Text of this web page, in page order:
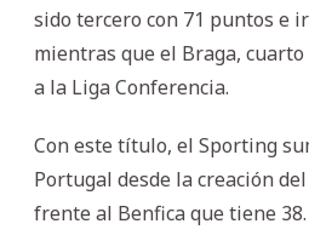
sido tercero con 71 puntos e
mientras que el Braga, cuarto
a la Liga Conferencia.
Con este título, el Sporting
Portugal desde la creación
frente al Benfica que tiene 38.